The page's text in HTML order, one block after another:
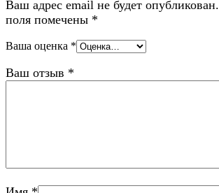
Ваш адрес email не будет опубликован.
поля помечены *
Ваша оценка *
Ваш отзыв *